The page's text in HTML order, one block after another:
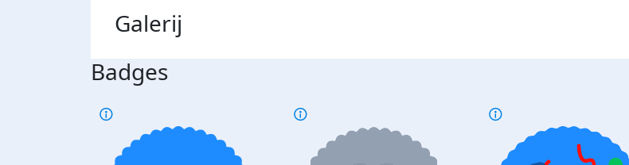
Galerij
Badges